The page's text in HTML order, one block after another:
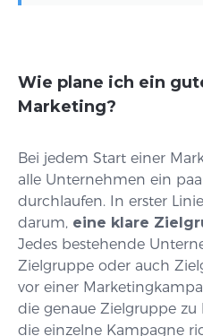
Wie plane ich ein
Marketing?
Bei jedem Start einer
alle Unternehmen ein
durchlaufen. In erster
darum, eine klare
Jedes bestehende
Zielgruppe oder auch
vor einer
die genaue Zielgruppe
die einzelne Kampagne